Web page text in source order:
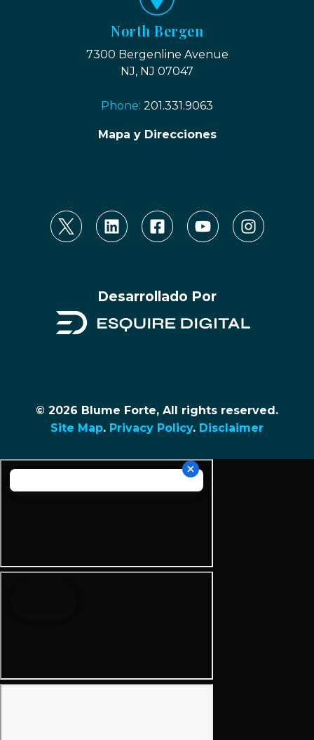
North Bergen
7300 Bergenline Avenue
NJ, NJ 07047
Phone: 201.331.9063
Mapa y Direcciones
Desarrollado Por
© 2026 Blume Forte, All rights reserved.
Site Map. Privacy Policy. Disclaimer